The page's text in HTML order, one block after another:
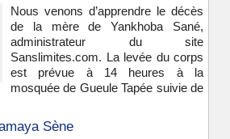
Nous venons d’apprendre le décès
de la mère de Yankhoba Sané,
administrateur du site
Sanslimites.com. La levée du corps
est prévue à 14 heures à la
mosquée de Gueule Tapée suivie de
Sène